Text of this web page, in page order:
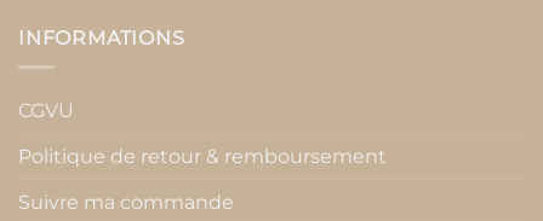
INFORMATIONS
CGVU
Politique de retour & remboursement
Suivre ma commande